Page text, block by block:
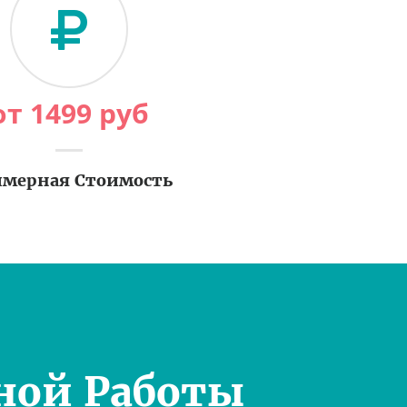
1499 руб
Стоимость
Работы